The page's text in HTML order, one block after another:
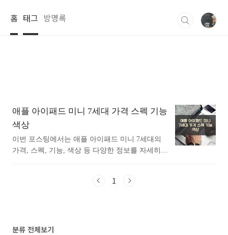
홈 태그 방명록
애플 아이패드 미니 7세대 가격 스펙 기능
색상
이번 포스팅에서는 애플 아이패드 미니 7세대의
가격, 스펙, 기능, 색상 등 다양한 정보를 자세히
들에게 사랑받고 있는 태블릿입니다. 이번 글에서
대 가격 스펙 기능 색상 정보에 대해 궁금하시다
1
분류 전체보기